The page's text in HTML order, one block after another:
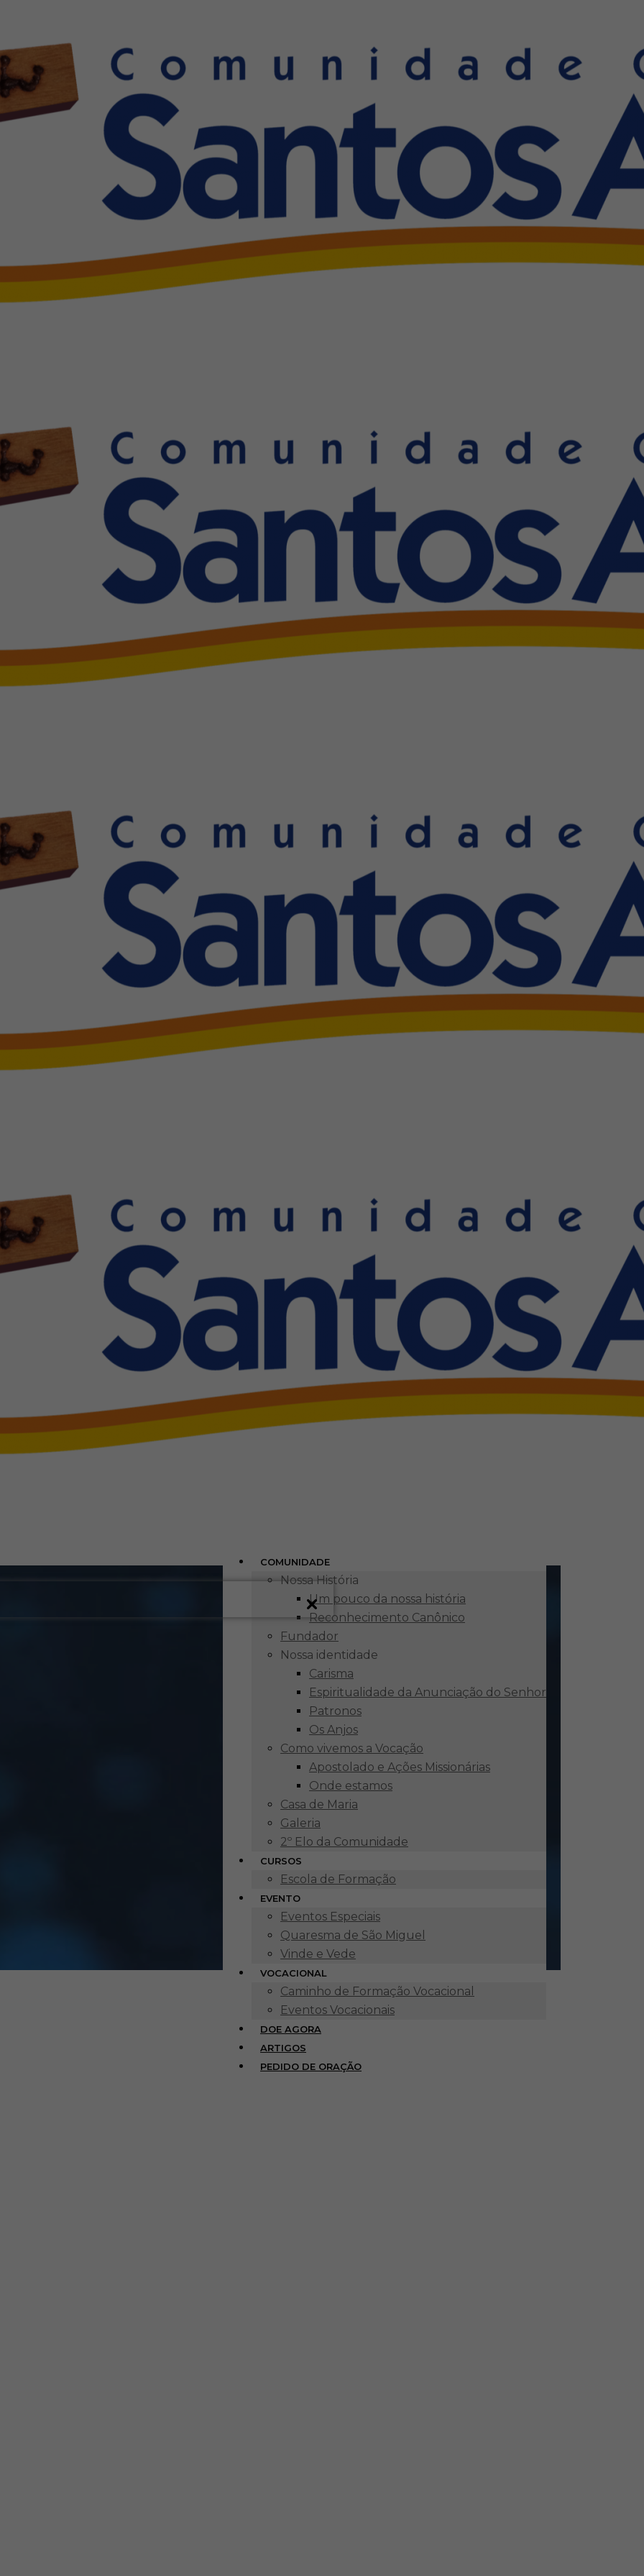
COMUNIDADE
Nossa História
Um pouco da nossa história
Reconhecimento Canônico
Fundador
Nossa identidade
Carisma
Espiritualidade da Anunciação do Senhor
Patronos
Os Anjos
Como vivemos a Vocação
Apostolado e Ações Missionárias
Onde estamos
Casa de Maria
Galeria
2º Elo da Comunidade
CURSOS
Escola de Formação
EVENTO
Eventos Especiais
Quaresma de São Miguel
Vinde e Vede
VOCACIONAL
Caminho de Formação Vocacional
Eventos Vocacionais
DOE AGORA
ARTIGOS
PEDIDO DE ORAÇÃO